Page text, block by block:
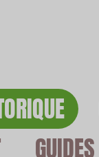
GUIDES